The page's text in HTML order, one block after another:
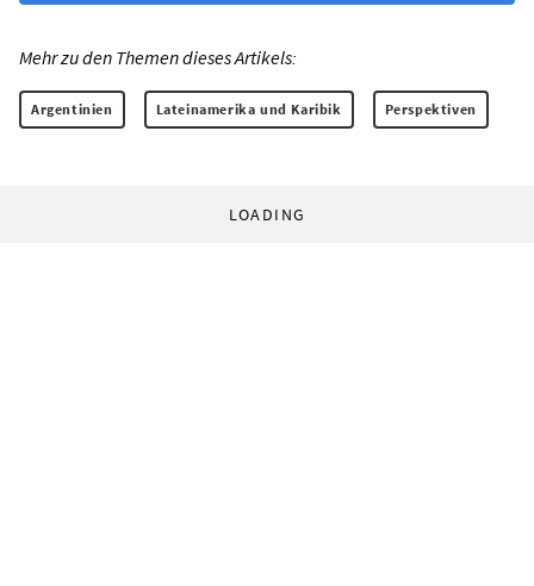
Mehr zu den Themen dieses Artikels:
Argentinien Lateinamerika und Karibik Perspektiven
LOADING